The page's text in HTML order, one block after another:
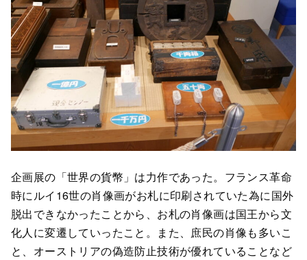
企画展の「世界の貨幣」は力作であった。フランス革命
時にルイ16世の肖像画がお札に印刷されていた為に国外
脱出できなかったことから、お札の肖像画は国王から文
化人に変遷していったこと。また、庶民の肖像も多いこ
と、オーストリアの偽造防止技術が優れていることなど